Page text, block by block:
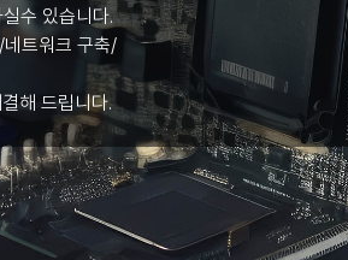
수 있습니다.
트워크 구축/
해 드립니다.